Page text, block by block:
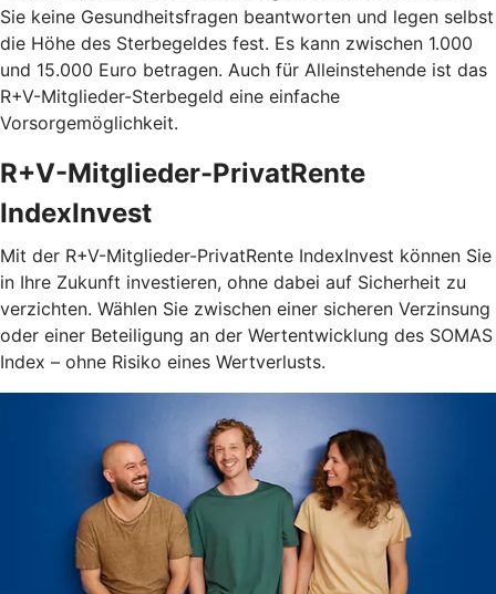
Sie keine Gesundheitsfragen beantworten und legen selbst
die Höhe des Sterbegeldes fest. Es kann zwischen 1.000
und 15.000 Euro betragen. Auch für Alleinstehende ist das
R+V-Mitglieder-Sterbegeld eine einfache
Vorsorgemöglichkeit.
R+V-Mitglieder-PrivatRente
IndexInvest
Mit der R+V-Mitglieder-PrivatRente IndexInvest können Sie
in Ihre Zukunft investieren, ohne dabei auf Sicherheit zu
verzichten. Wählen Sie zwischen einer sicheren Verzinsung
oder einer Beteiligung an der Wertentwicklung des SOMAS
Index – ohne Risiko eines Wertverlusts.